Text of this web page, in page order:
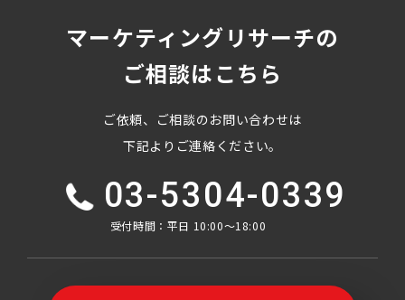
マーケティングリサーチの
ご相談はこちら
ご依頼、ご相談のお問い合わせは
下記よりご連絡ください。
03-5304-0339
受付時間：平⽇ 10:00〜18:00